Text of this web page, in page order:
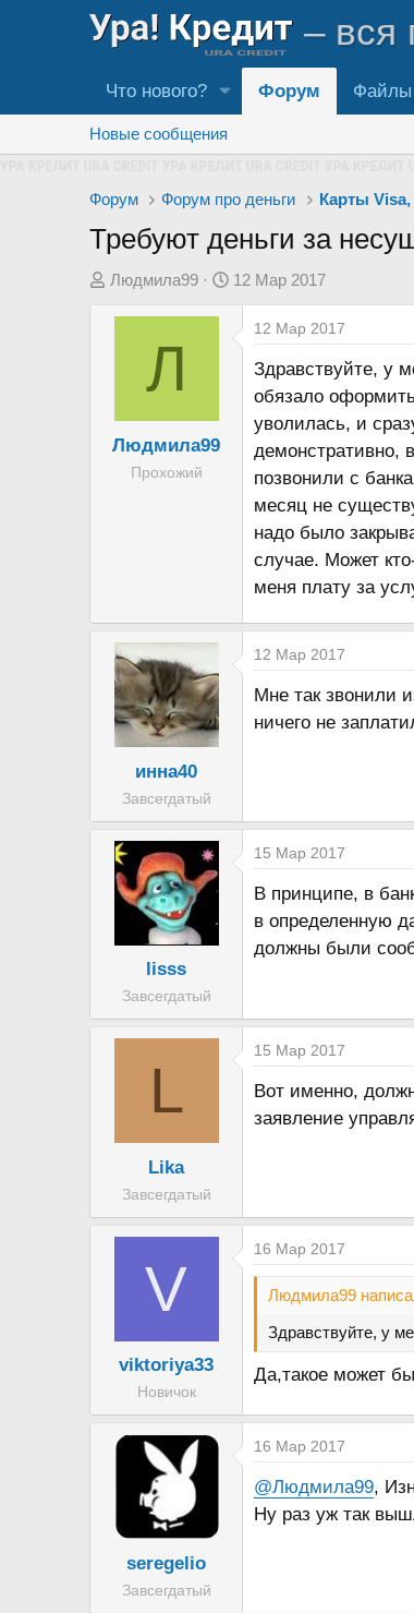
– вся
Что нового? Форум Файлы
Новые сообщения
Форум Форум про деньги Карты
Требуют деньги за
А
е
Людмила99
Д
т
12 Мар 2017
Л
Людмила99
Прохожий
12 Мар 2017
Здравствуйте, у
обязало
уволилась, и
демонстративно,
позвонили с
месяц не
надо было
случае. Может
меня плату за
инна40
Завсегдатый
12 Мар 2017
Мне так звонили
ничего не
lisss
Завсегдатый
15 Мар 2017
В принципе, в
в определенную
должны были
L
Lika
Завсегдатый
15 Мар 2017
Вот именно,
заявление
V
viktoriya33
Новичок
16 Мар 2017
Людмила99
Здравствуйте, у
Да,такое может
seregelio
Завсегдатый
16 Мар 2017
@Людмила99,
Ну раз уж так